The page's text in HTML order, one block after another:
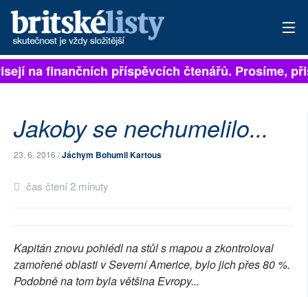
PŘIHLÁSIT
ARCHIV
AUTOŘI
na finančních příspěvcích čtenářů. Prosíme,
Jakoby se nechumelilo...
23. 6. 2016 /Jáchym Bohumil Kartous
čas čtení 2 minuty
Kapitán znovu pohlédl na stůl s mapou a zkontroloval
zamořené oblasti v Severní Americe, bylo jich přes 80 %.
Podobně na tom byla většina Evropy...